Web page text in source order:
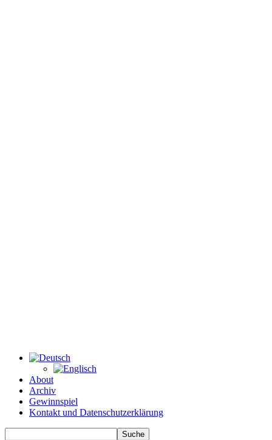
About
Archiv
Gewinnspiel
Kontakt und Datenschutzerklärung